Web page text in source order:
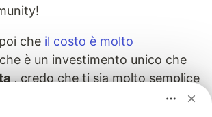
che il costo è molto
è un investimento unico che
, credo che ti sia molto semplice
di investimento è molto